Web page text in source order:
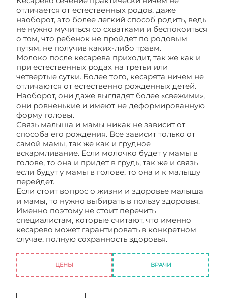
отличается от естественных родов, даже
наоборот, это более легкий способ родить, ведь
не нужно мучиться со схватками и беспокоиться
о том, что ребенок не пройдет по родовым
путям, не получив каких-либо травм.
Молоко после кесарева приходит, так же как и
при естественных родах на третьи или
четвертые сутки. Более того, кесарята ничем не
отличаются от естественно рожденных детей.
Наоборот, они даже выглядят более «свежими»,
они ровненькие и имеют не деформированную
форму головы.
Связь малыша и мамы никак не зависит от
способа его рождения. Все зависит только от
самой мамы, так же как и грудное
вскармливание. Если молочко будет у мамы в
голове, то она и придет в грудь, так же и связь
если будут у мамы в голове, то она и к малышу
перейдет.
Если стоит вопрос о жизни и здоровье малыша
и мамы, то нужно выбирать в пользу здоровья.
Именно поэтому не стоит перечить
специалистам, которые считают, что именно
кесарево может гарантировать в конкретном
случае, полную сохранность здоровья.
ЦЕНЫ ВРАЧИ